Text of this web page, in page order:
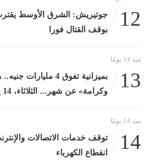
12
جوتيريش: الشرق الأوسط
بوقف القتال فورا
منذ 14 يومًا
13
بميزانية تفوق 4
وكرامة» عن شهر... الثلاثاء، 14 يوليو 2026 10:46 صـ
منذ 14 يومًا
14
توقف خدمات الاتصالات
انقطاع الكهرباء